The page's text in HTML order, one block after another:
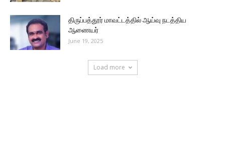
திருப்பத்தூர் மாவட்டத்தில் ஆய்வு நடத்திய
ஆணையர்
June 19, 2025
Load more